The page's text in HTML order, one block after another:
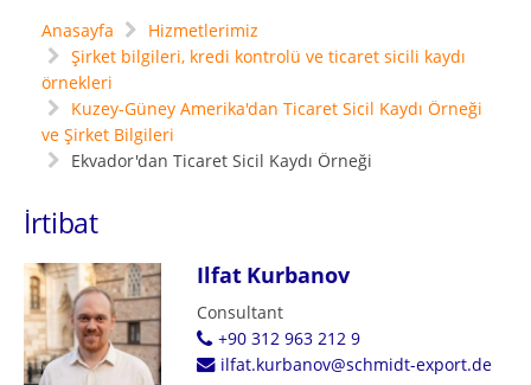
Anasayfa
Hizmetlerimiz
Şirket bilgileri, kredi kontrolü ve ticaret sicili kaydı
örnekleri
Kuzey-Güney Amerika'dan Ticaret Sicil Kaydı Örneği
ve Şirket Bilgileri
Ekvador'dan Ticaret Sicil Kaydı Örneği
İrtibat
Ilfat Kurbanov
Consultant
+90 312 963 212 9
ilfat.kurbanov@schmidt-export.de